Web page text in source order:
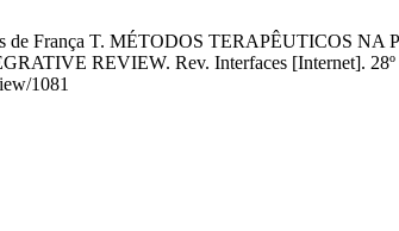
de França T. MÉTODOS TERAPÊUTICOS
REVIEW. Rev. Interfaces [Internet]. 28º
1081